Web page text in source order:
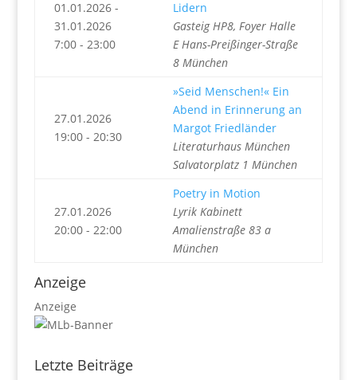
01.01.2026 -
31.01.2026
7:00 - 23:00
Lidern
Gasteig HP8, Foyer Halle
E Hans-Preißinger-Straße
8 München
27.01.2026
19:00 - 20:30
»Seid Menschen!« Ein
Abend in Erinnerung an
Margot Friedländer
Literaturhaus München
Salvatorplatz 1 München
27.01.2026
20:00 - 22:00
Poetry in Motion
Lyrik Kabinett
Amalienstraße 83 a
München
Anzeige
Anzeige
Letzte Beiträge